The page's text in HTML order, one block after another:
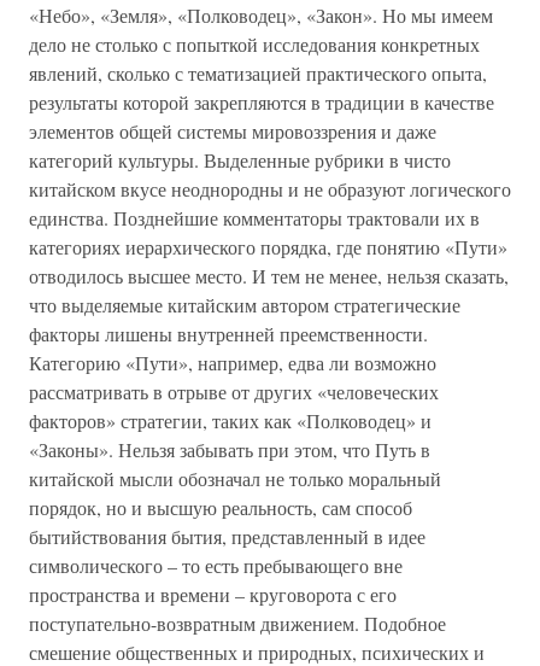
«Небо», «Земля», «Полководец», «Закон». Но мы имеем
дело не столько с попыткой исследования конкретных
явлений, сколько с тематизацией практического опыта,
результаты которой закрепляются в традиции в качестве
элементов общей системы мировоззрения и даже
категорий культуры. Выделенные рубрики в чисто
китайском вкусе неоднородны и не образуют логического
единства. Позднейшие комментаторы трактовали их в
категориях иерархического порядка, где понятию «Пути»
отводилось высшее место. И тем не менее, нельзя сказать,
что выделяемые китайским автором стратегические
факторы лишены внутренней преемственности.
Категорию «Пути», например, едва ли возможно
рассматривать в отрыве от других «человеческих
факторов» стратегии, таких как «Полководец» и
«Законы». Нельзя забывать при этом, что Путь в
китайской мысли обозначал не только моральный
порядок, но и высшую реальность, сам способ
бытийствования бытия, представленный в идее
символического – то есть пребывающего вне
пространства и времени – круговорота с его
поступательно-возвратным движением. Подобное
смешение общественных и природных, психических и